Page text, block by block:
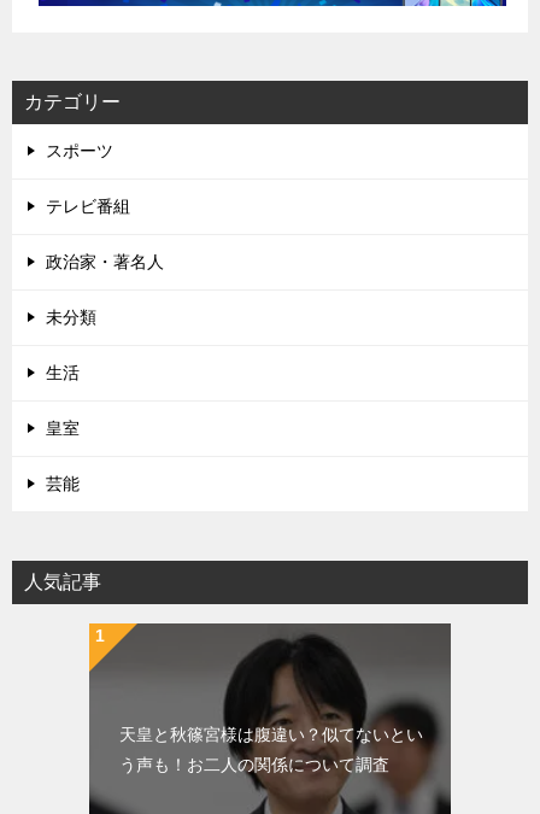
カテゴリー
スポーツ
テレビ番組
政治家・著名人
未分類
生活
皇室
芸能
人気記事
天皇と秋篠宮様は腹違い？似てないとい
う声も！お二人の関係について調査